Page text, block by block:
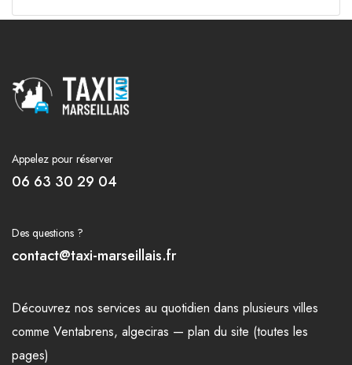
Appelez pour réserver
06 63 30 29 04
Des questions ?
contact@taxi-marseillais.fr
Découvrez nos services au quotidien dans plusieurs villes
comme Ventabrens, algeciras — plan du site (toutes les
pages)